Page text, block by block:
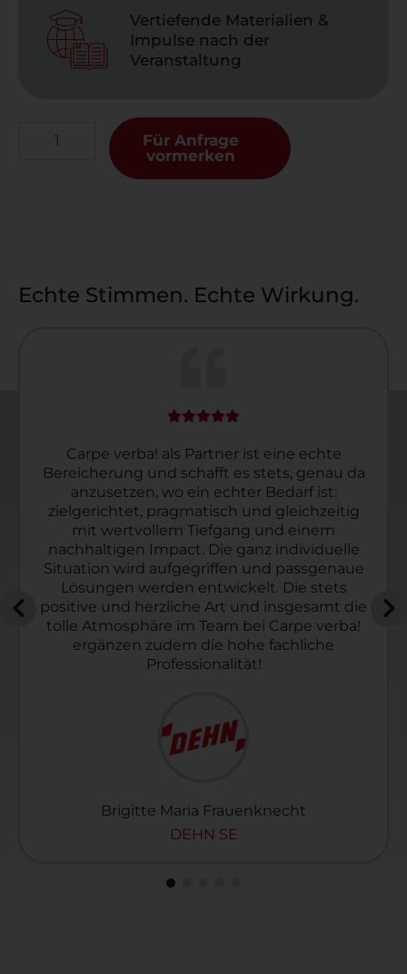
Vertiefende Materialien &
Impulse nach der
Veranstaltung
Für Anfrage
vormerken
Echte Stimmen. Echte Wirkung.
Brigitte Maria Frauenknecht
DEHN SE
Carpe verba! als Partner ist eine echte
Bereicherung und schafft es stets, genau da
anzusetzen, wo ein echter Bedarf ist:
zielgerichtet, pragmatisch und gleichzeitig
mit wertvollem Tiefgang und einem
nachhaltigen Impact. Die ganz individuelle
Situation wird aufgegriffen und passgenaue
Lösungen werden entwickelt. Die stets
positive und herzliche Art und insgesamt die
tolle Atmosphäre im Team bei Carpe verba!
ergänzen zudem die hohe fachliche
Professionalität!